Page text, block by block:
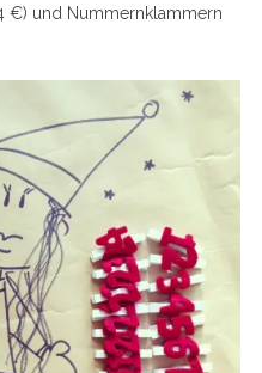
€) und Nummernklammern